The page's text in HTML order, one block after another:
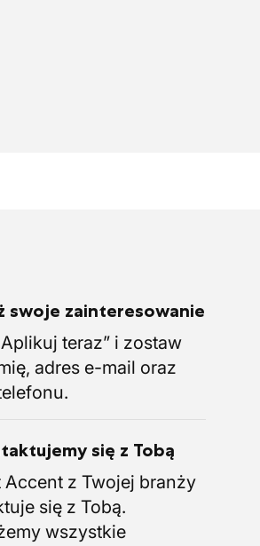
swoje zainteresowanie
teraz” i zostaw
adres e-mail oraz
się z Tobą
Accent z Twojej branży
się z Tobą.
wszystkie